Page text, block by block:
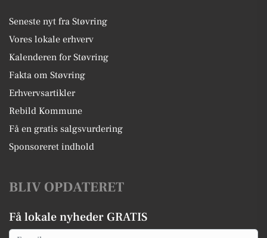
Seneste nyt fra Støvring
Vores lokale erhverv
Kalenderen for Støvring
Fakta om Støvring
Erhvervsartikler
Rebild Kommune
Få en gratis salgsvurdering
Sponsoreret indhold
BLIV OPDATERET
Få lokale nyheder GRATIS